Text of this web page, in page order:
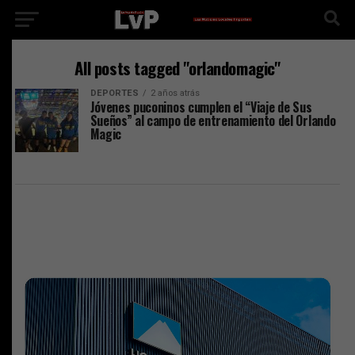
All posts tagged "orlandomagic"
DEPORTES 2 años atrás
Jóvenes puconinos cumplen el “Viaje de Sus
Sueños” al campo de entrenamiento del Orlando
Magic